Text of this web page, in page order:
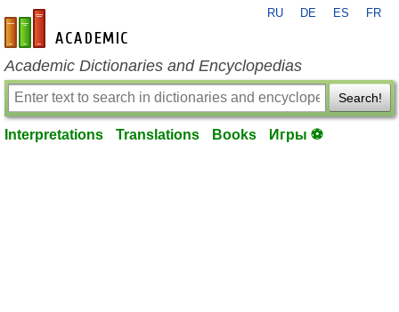
en-academic.com
RU DE ES FR
Academic Dictionaries and Encyclopedias
Search!
Interpretations Translations Books Игры ⚽